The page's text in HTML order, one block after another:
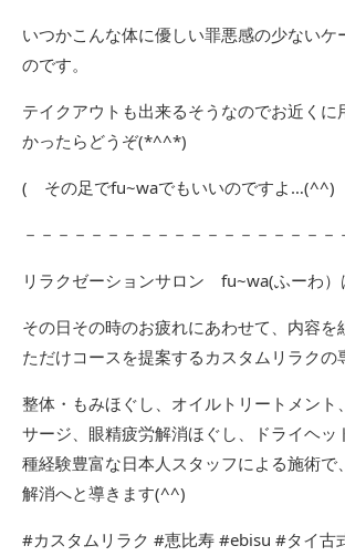
いつかこんな体に優しい罪悪感の少ないケ
のです。
テイクアウトも出来るそうなのでお近くに
かったらどうぞ(*^^*)
( その足でfu~waでもいいのですよ
－－－－－－－－－－－－－－－－－－－
リラクゼーションサロン fu~wa(ふーわ）
その日その時のお疲れにあわせて、内容を
ただけコースを提案するカスタムリラクの
整体・もみほぐし、オイルトリートメント
サージ、眼精疲労解消ほぐし、ドライヘ
種経験豊富な日本人スタッフによる施術で
解消へと導きます(^^)
#カスタムリラク #恵比寿 #ebisu #タイ古